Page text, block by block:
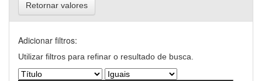
Retornar valores
Adicionar filtros:
Utilizar filtros para refinar o resultado de busca.